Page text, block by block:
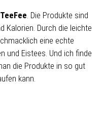
TeeFee. Die Produkte sind
Kalorien. Durch die leichte
eine echte
und Eistees. Und ich finde
die Produkte in so gut
kann.